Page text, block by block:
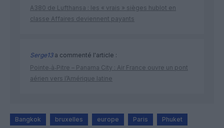
A380 de Lufthansa : les « vrais » sièges hublot en
classe Affaires deviennent payants
Serge13a commenté l'article :
Pointe‑à‑Pitre – Panama City : Air France ouvre un pont
aérien vers l’Amérique latine
Bangkok bruxelles europe Paris Phuket